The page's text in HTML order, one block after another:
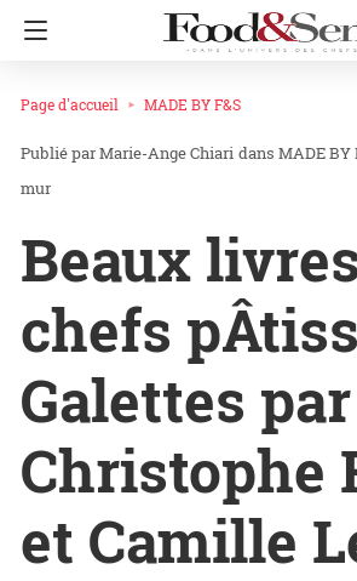
Page d'accueil MADE BY F&S
Marie-Ange Chiari dans MADE BY
mur
Beaux
chefs
Galettes par
Christophe
et Camille